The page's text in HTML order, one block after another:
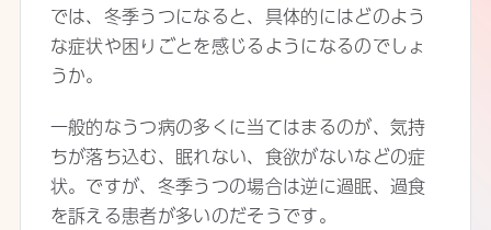
では、冬季うつになると、具体的にはどのよう
な症状や困りごとを感じるようになるのでしょ
うか。
一般的なうつ病の多くに当てはまるのが、気持
ちが落ち込む、眠れない、食欲がないなどの症
状。ですが、冬季うつの場合は逆に過眠、過食
を訴える患者が多いのだそうです。